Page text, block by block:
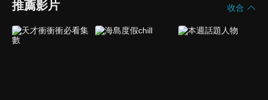
推薦影片 收合